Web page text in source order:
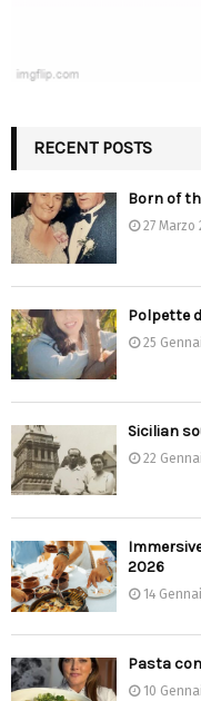
RECENT POSTS
Born of
27 Marzo
Polpette
25
Sicilian
22
2026
14
Pasta
10